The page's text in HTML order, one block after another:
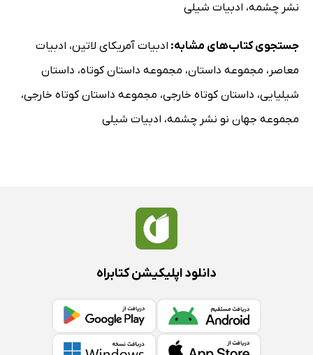
نشر چشمه، ادبیات شیلی
جستجوی کتاب‌های مشابه: ادبیات آمریکای لاتین، ادبیات
معاصر ، مجموعه داستان، مجموعه داستان کوتاه، داستان
شیلیایی، داستان کوتاه خارجی، مجموعه داستان کوتاه خارجی،
مجموعه جهان نو نشر چشمه، ادبیات شیلی
دانلود اپلیکیشن کتابراه